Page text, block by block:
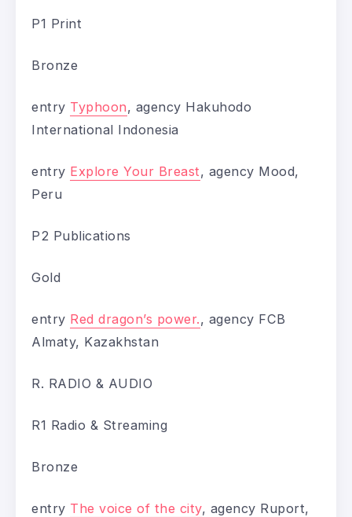
P1 Print
Bronze
entry Typhoon, agency Hakuhodo
International Indonesia
entry Explore Your Breast, agency Mood,
Peru
P2 Publications
Gold
entry Red dragon’s power., agency FCB
Almaty, Kazakhstan
R. RADIO & AUDIO
R1 Radio & Streaming
Bronze
entry The voice of the city, agency Ruport,